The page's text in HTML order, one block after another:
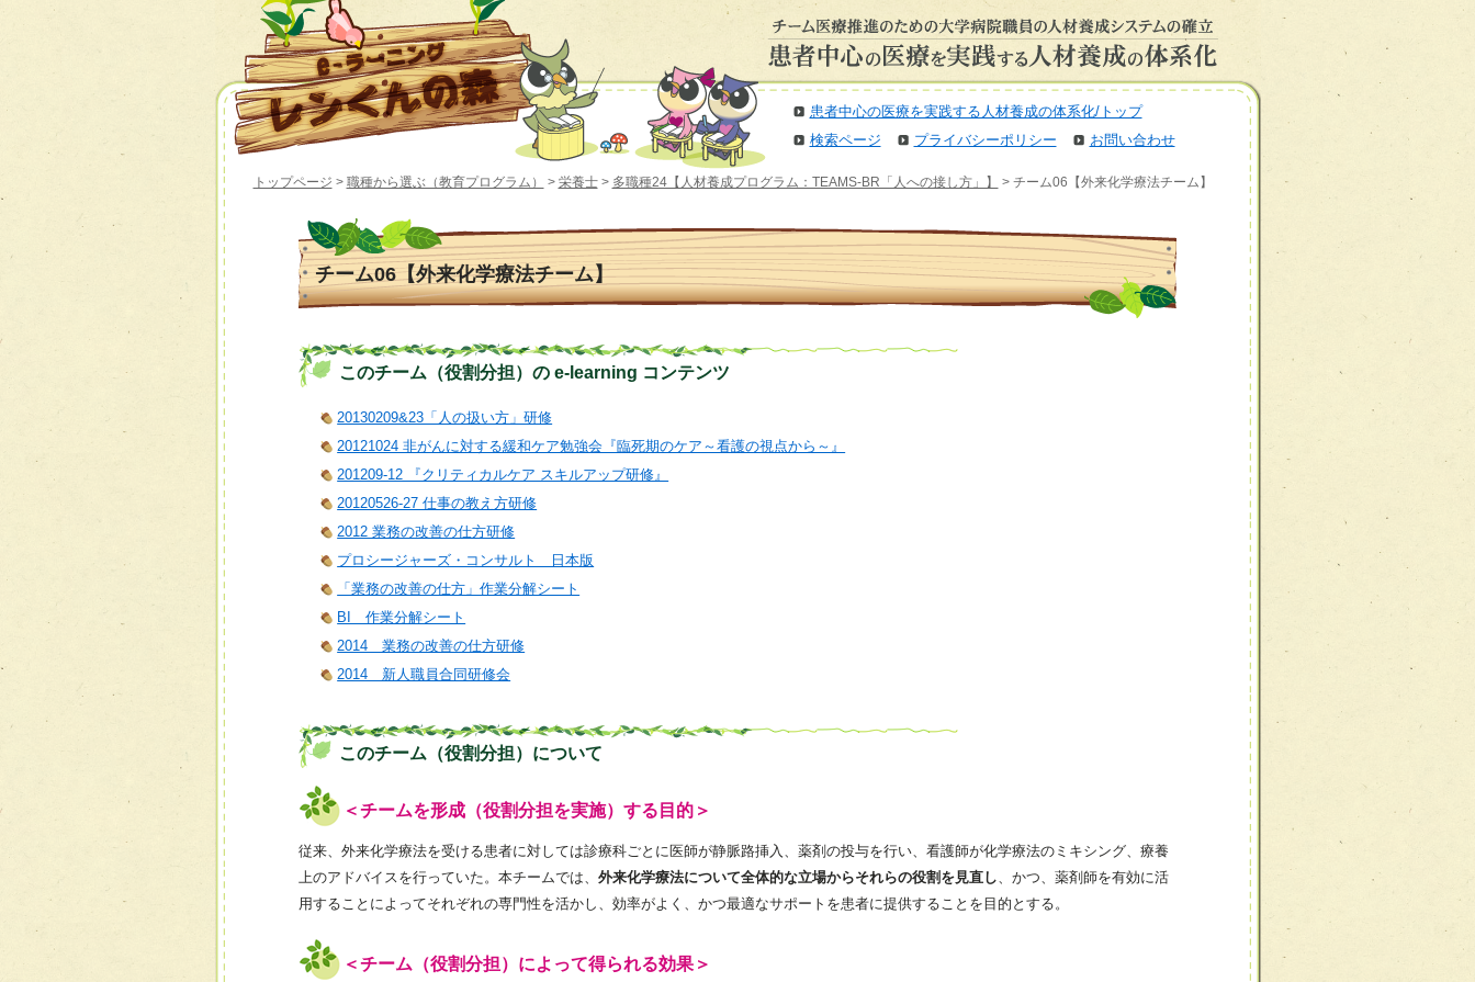
患者中心の医療を実践する人材養成の体系化/トップ
検索ページ
プライバシーポリシー お問い合わせ
トップページ > 職種から選ぶ（教育プログラム） > 栄養士> 多職種24【人材養成プログラム：TEAMS-BR「人への接し方」】 > チーム06【外来化学療法チーム】
チーム06【外来化学療法チーム】
このチーム（役割分担）の e-learning コンテンツ
20130209&23「人の扱い方」研修
20121024 非がんに対する緩和ケア勉強会『臨死期のケア～看護の視点から～』
201209-12 『クリティカルケア スキルアップ研修』
20120526-27 仕事の教え方研修
2012 業務の改善の仕方研修
プロシージャーズ・コンサルト 日本版
「業務の改善の仕方」作業分解シート
BI 作業分解シート
2014 業務の改善の仕方研修
2014 新人職員合同研修会
このチーム（役割分担）について
＜チームを形成（役割分担を実施）する目的＞
従来、外来化学療法を受ける患者に対しては診療科ごとに医師が静脈路挿入、薬剤の投与を行い、看護師が化学療法のミキシング、療養
上のアドバイスを行っていた。本チームでは、 外来化学療法について全体的な立場からそれらの役割を見直し 、かつ、薬剤師を有効に活
用することによってそれぞれの専門性を活かし、効率がよく、かつ最適なサポートを患者に提供することを目的とする。
＜チーム（役割分担）によって得られる効果＞